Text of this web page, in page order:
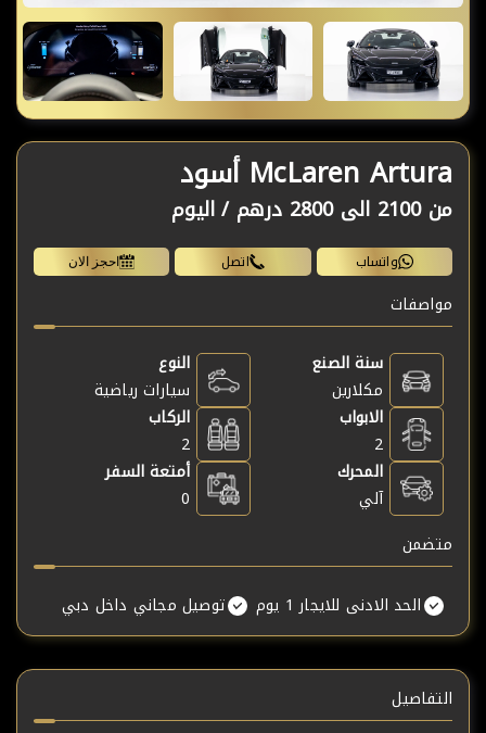
McLaren Artura أسود
من2100 الى 2800 درهم / اليوم
واتساب اتصل احجز الان
مواصفات
سنة الصنع
مكلارين
النوع
سيارات رياضية
الابواب
2
الركاب
2
المحرك
آلي
أمتعة السفر
0
متضمن
الحد الادنى للايجار 1 يوم توصيل مجاني داخل دبي
التفاصيل